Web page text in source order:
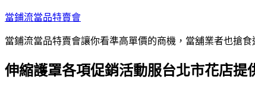
跳
主
內
當鋪流當品特賣會
當鋪流當品特賣會讓你看準高單價的商機，當舖業者也搶食
伸縮護罩各項促銷活動服台北市花店提